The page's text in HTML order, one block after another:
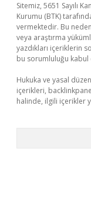
Sitemiz, 5651 Sayılı
Kurumu (BTK)
vermektedir. Bu
veya araştırma
yazdıkları içeriklerin
bu sorumluluğu kabul
Hukuka ve yasal
içerikleri,
halinde, ilgili içerikler